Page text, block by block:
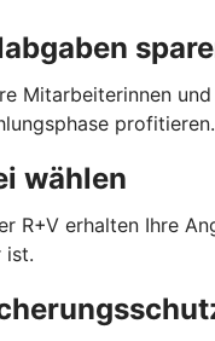
Mitarbeiterinnen
wählen
R+V erhalten Ihre
ist.